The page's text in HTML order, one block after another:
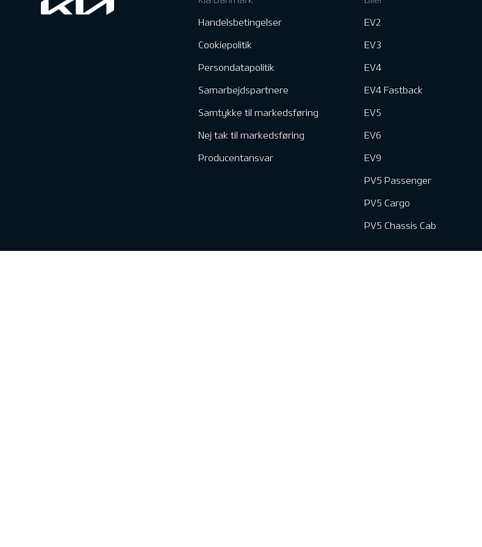
Handelsbetingelser
Cookiepolitik
Persondatapolitik
Samarbejdspartnere
Samtykke til markedsføring
Nej tak til markedsføring
Producentansvar
EV2
EV3
EV4
EV4 Fastback
EV5
EV6
EV9
PV5 Passenger
PV5 Cargo
PV5 Chassis Cab